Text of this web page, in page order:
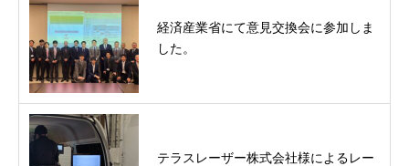
経済産業省にて意見交換会に参加しま
した。
テラスレーザー株式会社様によるレー